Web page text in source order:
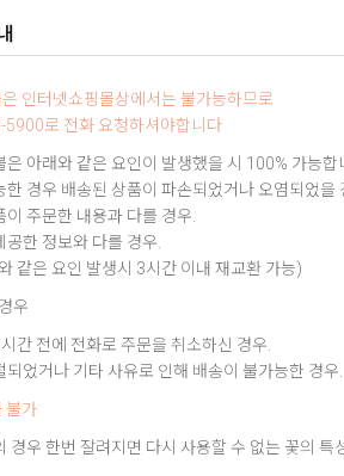
인터넷쇼핑몰상에서는 불가능하므로
로 전화 요청하셔야합니다
은 아래와 같은 요인이 발생했을 시 100% 가능합
한 경우 배송된 상품이 파손되었거나 오염되었을
이 주문한 내용과 다를 경우.
공한 정보와 다를 경우.
같은 요인 발생시 3시간 이내 재교환 가능)
우
간 전에 전화로 주문을 취소하신 경우.
되었거나 기타 사유로 인해 배송이 불가능한 경우.
불가
경우 한번 잘려지면 다시 사용할 수 없는 꽃의 특